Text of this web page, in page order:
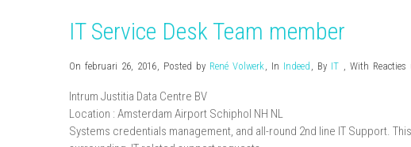
IT Service Desk Team member
On februari 26, 2016, Posted by René Volwerk, In Indeed , By IT , With
Intrum Justitia Data Centre BV
Location : Amsterdam Airport Schiphol NH NL
Systems credentials management, and all-round 2nd line IT Support.